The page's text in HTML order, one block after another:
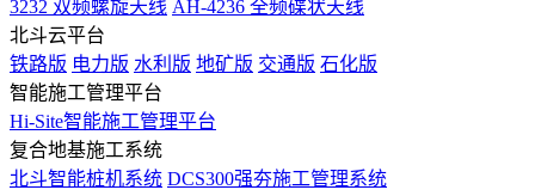
3232 双频螺旋天线 AH-4236 全频碟状天线
北斗云平台
铁路版 电力版 水利版 地矿版 交通版 石化版
智能施工管理平台
Hi-Site智能施工管理平台
复合地基施工系统
北斗智能桩机系统 DCS300强夯施工管理系统